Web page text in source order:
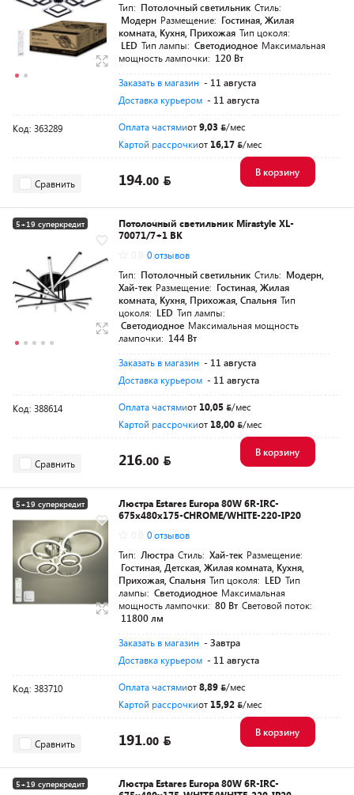
Тип: Потолочный светильник Стиль:
Модерн Размещение: Гостиная, Жилая
комната, Кухня, Прихожая Тип цоколя:
LED Тип лампы: Светодиодное Максимальная
мощность лампочки: 120 Вт
Заказать в магазин - 11 августа
Доставка курьером - 11 августа
Код: 363289 Оплата частямиот9,03
/мес
Картой рассрочкиот 16,17 /мес
Сравнить 194.00
В корзину
5+19 суперкредит
Потолочный светильник Mirastyle XL-
70071/7+1 BK
0 отзывов
Тип: Потолочный светильник Стиль: Модерн,
Хай-тек Размещение: Гостиная, Жилая
комната, Кухня, Прихожая, Спальня Тип
цоколя: LED Тип лампы:
Светодиодное Максимальная мощность
лампочки: 144 Вт
Заказать в магазин - 11 августа
Доставка курьером - 11 августа
Код: 388614 Оплата частямиот 10,05
/мес
Картой рассрочкиот 18,00 /мес
Сравнить 216.00
В корзину
5+19 суперкредит
Люстра Estares Europa 80W 6R-IRC-
675x480x175-CHROME/WHITE-220-IP20
0 отзывов
Тип: Люстра Стиль: Хай-тек Размещение:
Гостиная, Детская, Жилая комната, Кухня,
Прихожая, Спальня Тип цоколя: LED Тип
лампы: Светодиодное Максимальная
мощность лампочки: 80 Вт Световой поток:
11800 лм
Заказать в магазин - Завтра
Доставка курьером - 11 августа
Код: 383710 Оплата частямиот8,89
/мес
Картой рассрочкиот 15,92 /мес
Сравнить 191.00
В корзину
5+19 суперкредит
Люстра Estares Europa 80W 6R-IRC-